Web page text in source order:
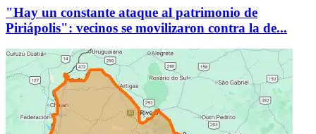
"Hay un constante ataque al patrimonio de
Piriápolis": vecinos se movilizaron contra la de...